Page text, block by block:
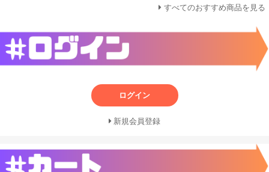
すべてのおすすめ商品を見る
ログイン
新規会員登録